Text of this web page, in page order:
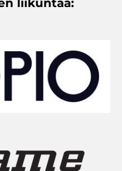
liikuntaa: